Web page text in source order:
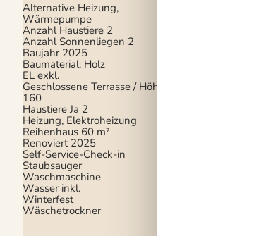
Alternative Heizung,
Wärmepumpe
Anzahl Haustiere 2
Anzahl Sonnenliegen 2
Baujahr 2025
Baumaterial: Holz
EL exkl.
Geschlossene Terrasse / Höhe
160
Haustiere Ja 2
Heizung, Elektroheizung
Reihenhaus 60 m²
Renoviert 2025
Self-Service-Check-in
Staubsauger
Waschmaschine
Wasser inkl.
Winterfest
Wäschetrockner